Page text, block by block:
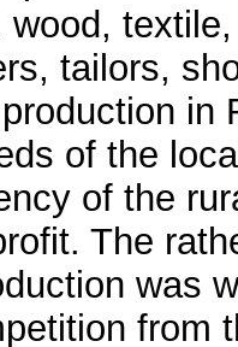
tailors,
in
of the
of the
The
was
from